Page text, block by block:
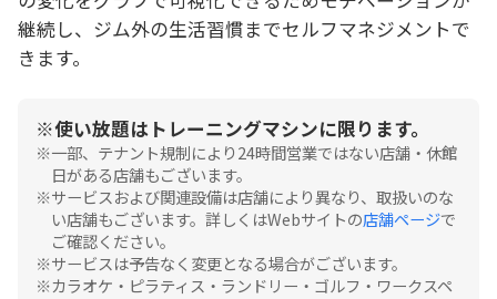
継続し、ジム外の生活習慣までセルフマネジメントで
きます。
使い放題はトレーニングマシンに限ります。
一部、テナント規制により24時間営業ではない店舗・休館
日がある店舗もございます。
サービスおよび関連設備は店舗により異なり、取扱いのな
い店舗もございます。詳しくはWebサイトの店舗ページで
ご確認ください。
サービスは予告なく変更となる場合がございます。
カラオケ・ピラティス・ランドリー・ゴルフ・ワークスペ